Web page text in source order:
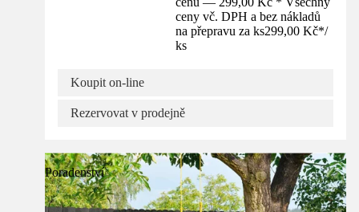
ceny vč. DPH a bez nákladů
na přepravu za ks299,00 Kč*/
ks
Koupit on-line
Rezervovat v prodejně
Poradenství